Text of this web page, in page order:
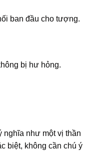
ban đầu cho tượng.
bị hư hỏng.
nghĩa như một vị thần
biệt, không cần chú ý